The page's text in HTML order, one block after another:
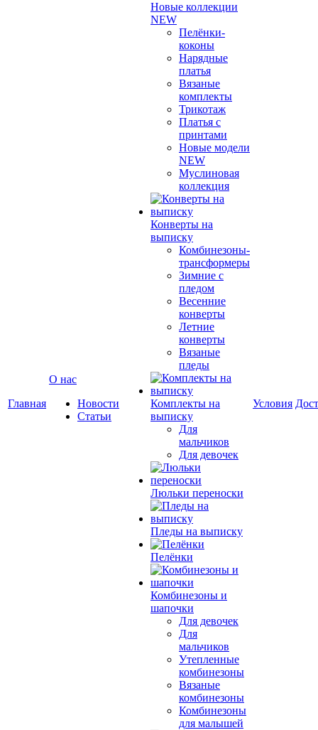
Главная
О нас
Новости
Статьи
Новые коллекции
NEW
Пелёнки-
коконы
Нарядные
платья
Вязаные
комплекты
Трикотаж
Платья с
принтами
Новые модели
NEW
Муслиновая
коллекция
Конверты на
выписку
Комбинезоны-
трансформеры
Зимние с
пледом
Весенние
конверты
Летние
конверты
Вязаные
пледы
Комплекты на
выписку
Для
мальчиков
Для девочек
Люльки переноски
Пледы на выписку
Пелёнки
Комбинезоны и
шапочки
Для девочек
Для
мальчиков
Утепленные
комбинезоны
Вязаные
комбинезоны
Комбинезоны
для малышей
Условия